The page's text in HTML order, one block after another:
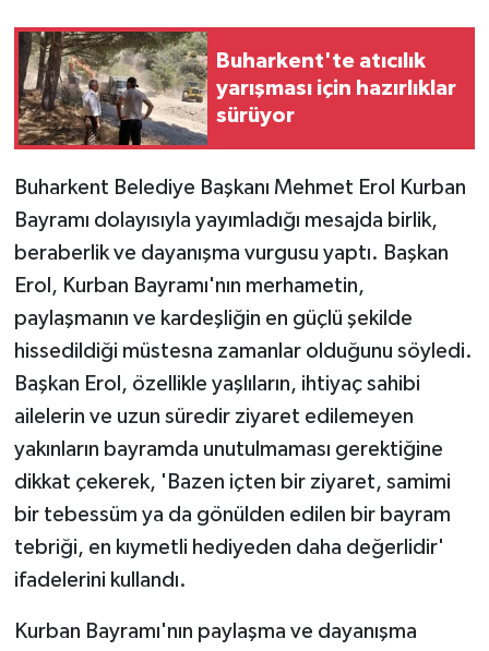
Buharkent'te atıcılık
yarışması için hazırlıklar
sürüyor
Buharkent Belediye Başkanı Mehmet Erol Kurban
Bayramı dolayısıyla yayımladığı mesajda birlik,
beraberlik ve dayanışma vurgusu yaptı. Başkan
Erol, Kurban Bayramı'nın merhametin,
paylaşmanın ve kardeşliğin en güçlü şekilde
hissedildiği müstesna zamanlar olduğunu söyledi.
Başkan Erol, özellikle yaşlıların, ihtiyaç sahibi
ailelerin ve uzun süredir ziyaret edilemeyen
yakınların bayramda unutulmaması gerektiğine
dikkat çekerek, 'Bazen içten bir ziyaret, samimi
bir tebessüm ya da gönülden edilen bir bayram
tebriği, en kıymetli hediyeden daha değerlidir'
ifadelerini kullandı.
Kurban Bayramı'nın paylaşma ve dayanışma